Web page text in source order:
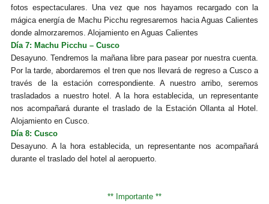
fotos espectaculares. Una vez que nos hayamos recargado con la
mágica energía de Machu Picchu regresaremos hacia Aguas Calientes
donde almorzaremos. Alojamiento en Aguas Calientes
Día 7: Machu Picchu – Cusco
Desayuno. Tendremos la mañana libre para pasear por nuestra cuenta.
Por la tarde, abordaremos el tren que nos llevará de regreso a Cusco a
través de la estación correspondiente. A nuestro arribo, seremos
trasladados a nuestro hotel. A la hora establecida, un representante
nos acompañará durante el traslado de la Estación Ollanta al Hotel.
Alojamiento en Cusco.
Día 8: Cusco
Desayuno. A la hora establecida, un representante nos acompañará
durante el traslado del hotel al aeropuerto.
** Importante **